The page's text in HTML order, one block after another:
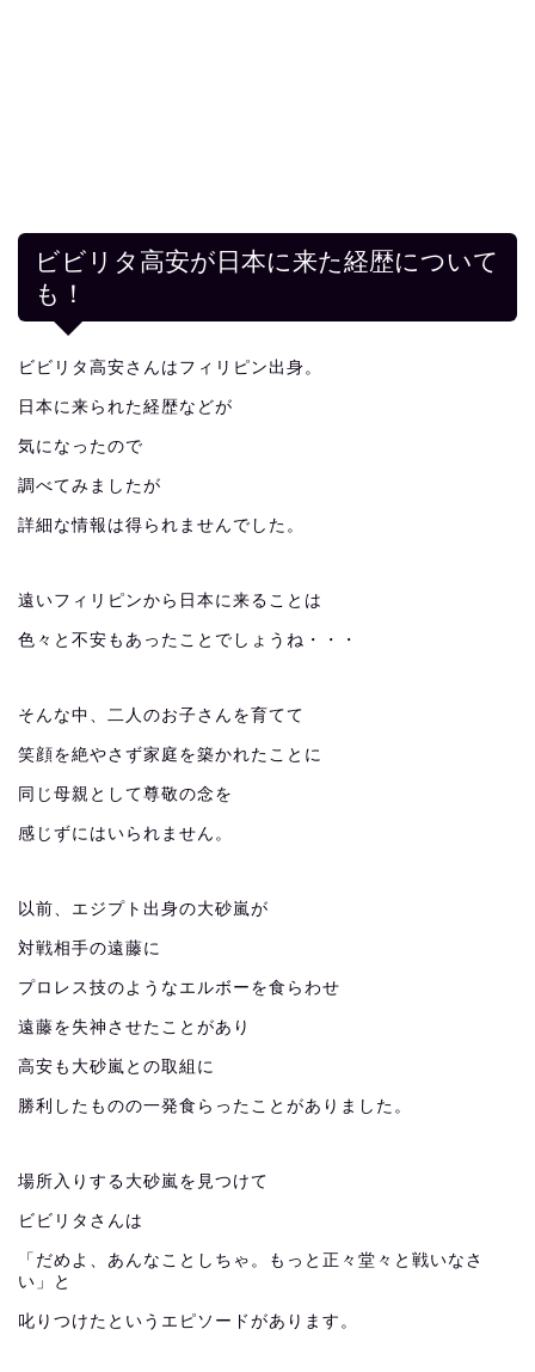
ビビリタ高安が日本に来た経歴について
も！
ビビリタ高安さんはフィリピン出身。
日本に来られた経歴などが
気になったので
調べてみましたが
詳細な情報は得られませんでした。
遠いフィリピンから日本に来ることは
色々と不安もあったことでしょうね・・・
そんな中、二人のお子さんを育てて
笑顔を絶やさず家庭を築かれたことに
同じ母親として尊敬の念を
感じずにはいられません。
以前、エジプト出身の大砂嵐が
対戦相手の遠藤に
プロレス技のようなエルボーを食らわせ
遠藤を失神させたことがあり
高安も大砂嵐との取組に
勝利したものの一発食らったことがありました。
場所入りする大砂嵐を見つけて
ビビリタさんは
「だめよ、あんなことしちゃ。もっと正々堂々と戦いなさ
い」と
叱りつけたというエピソードがあります。